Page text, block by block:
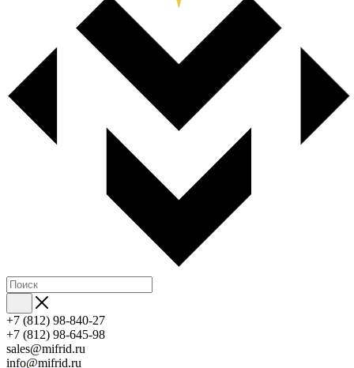
+7 (812) 98-840-27
+7 (812) 98-645-98
sales@mifrid.ru
info@mifrid.ru